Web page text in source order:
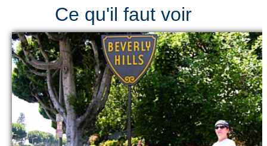
Ce qu'il faut voir